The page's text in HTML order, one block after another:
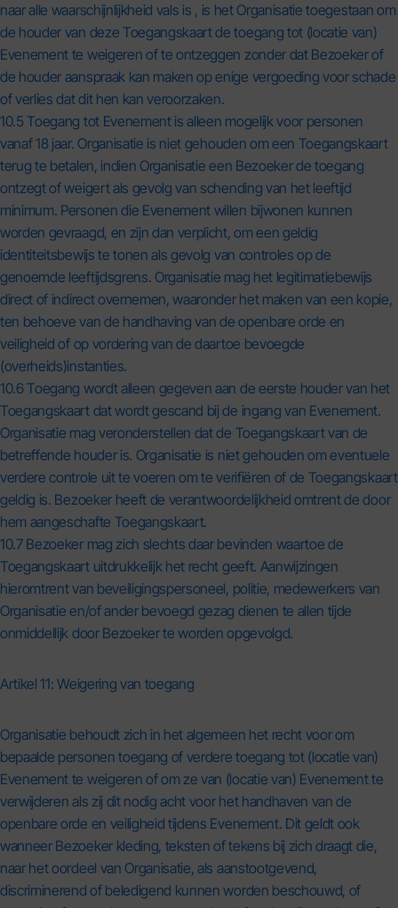
naar alle waarschijnlijkheid vals is , is het Organisatie toegestaan om
de houder van deze Toegangskaart de toegang tot (locatie van)
Evenement te weigeren of te ontzeggen zonder dat Bezoeker of
de houder aanspraak kan maken op enige vergoeding voor schade
of verlies dat dit hen kan veroorzaken.
10.5 Toegang tot Evenement is alleen mogelijk voor personen
vanaf 18 jaar. Organisatie is niet gehouden om een Toegangskaart
terug te betalen, indien Organisatie een Bezoeker de toegang
ontzegt of weigert als gevolg van schending van het leeftijd
minimum. Personen die Evenement willen bijwonen kunnen
worden gevraagd, en zijn dan verplicht, om een geldig
identiteitsbewijs te tonen als gevolg van controles op de
genoemde leeftijdsgrens. Organisatie mag het legitimatiebewijs
direct of indirect overnemen, waaronder het maken van een kopie,
ten behoeve van de handhaving van de openbare orde en
veiligheid of op vordering van de daartoe bevoegde
(overheids)instanties.
10.6 Toegang wordt alleen gegeven aan de eerste houder van het
Toegangskaart dat wordt gescand bij de ingang van Evenement.
Organisatie mag veronderstellen dat de Toegangskaart van de
betreffende houder is. Organisatie is niet gehouden om eventuele
verdere controle uit te voeren om te verifiëren of de Toegangskaart
geldig is. Bezoeker heeft de verantwoordelijkheid omtrent de door
hem aangeschafte Toegangskaart.
10.7 Bezoeker mag zich slechts daar bevinden waartoe de
Toegangskaart uitdrukkelijk het recht geeft. Aanwijzingen
hieromtrent van beveiligingspersoneel, politie, medewerkers van
Organisatie en/of ander bevoegd gezag dienen te allen tijde
onmiddellijk door Bezoeker te worden opgevolgd.
Artikel 11: Weigering van toegang
Organisatie behoudt zich in het algemeen het recht voor om
bepaalde personen toegang of verdere toegang tot (locatie van)
Evenement te weigeren of om ze van (locatie van) Evenement te
verwijderen als zij dit nodig acht voor het handhaven van de
openbare orde en veiligheid tijdens Evenement. Dit geldt ook
wanneer Bezoeker kleding, teksten of tekens bij zich draagt die,
naar het oordeel van Organisatie, als aanstootgevend,
discriminerend of beledigend kunnen worden beschouwd, of